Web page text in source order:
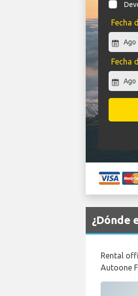
Fecha
Fecha
¿Dónde
Rental
Autoone